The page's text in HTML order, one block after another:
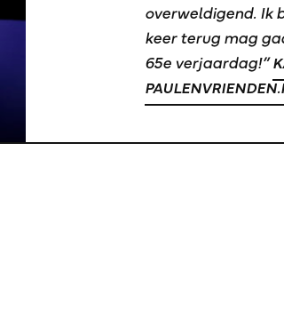
overweldigend. Ik
keer terug mag
65e verjaardag!”